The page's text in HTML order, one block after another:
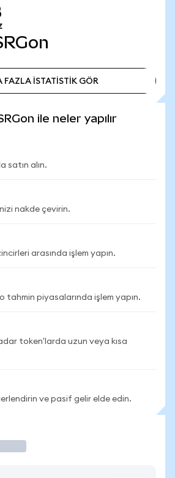
FAZLA İSTATİSTİK GÖR
ile neler yapılır
satın alın.
nakde çevirin.
arasında işlem yapın.
tahmin piyasalarında işlem yapın.
token'larda uzun veya kısa
ve pasif gelir elde edin.